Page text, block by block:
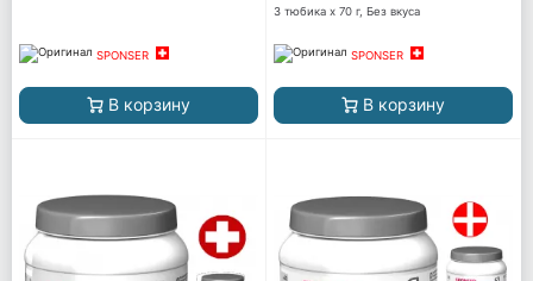
SPONSER
В корзину
3 тюбика x 70 г, Без вкуса
SPONSER
В корзину